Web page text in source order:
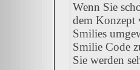
Wenn Sie
dem Konzept
Smilies
Smilie Code
Sie werden